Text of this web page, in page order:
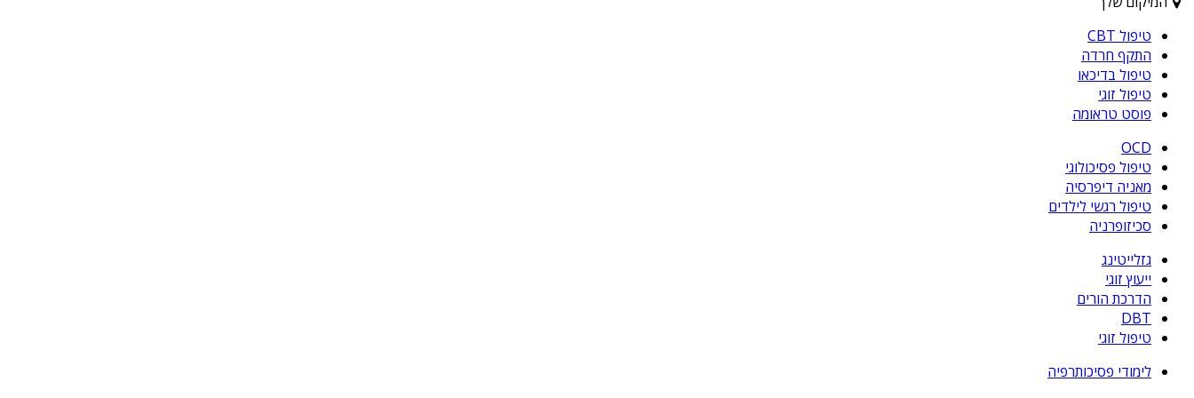
טיפול CBT
התקף חרדה
טיפול בדיכאו
טיפול זוגי
פוסט טראומה
OCD
טיפול פסיכולוגי
מאניה דיפרסיה
טיפול רגשי לילדים
סכיזופרניה
גזלייטינג
ייעוץ זוגי
הדרכת הורים
DBT
טיפול זוגי
לימודי פסיכותרפיה